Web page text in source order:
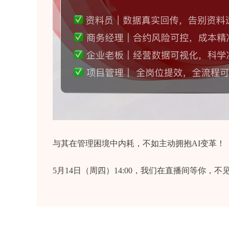
与其在管理困境中内耗，不如主动拥抱AI变革！
5月14日（周四）14:00，我们在直播间等你，不